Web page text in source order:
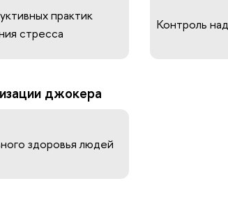
практик
стресса
Контроль
джокера
здоровья людей